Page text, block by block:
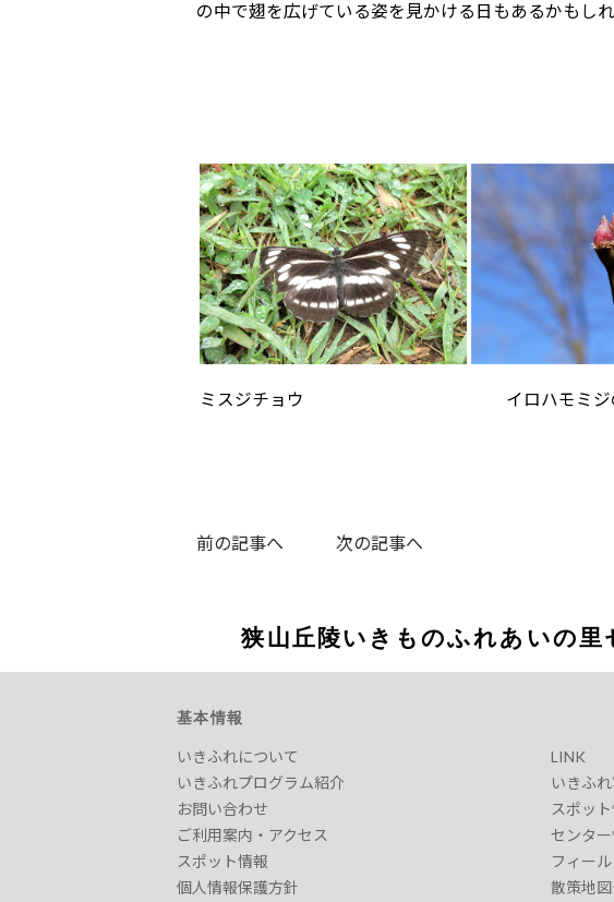
の中で翅を広げている姿を見かける日もあるかもしれ
ミスジチョウ イロハモミジ
前の記事へ 次の記事へ
狭山丘陵いきものふれあいの里
基本情報
いきふれについて
いきふれプログラム紹介
お問い合わせ
ご利用案内・アクセス
スポット情報
個人情報保護方針
LINK
いきふ
スポッ
センタ
フィー
散策地